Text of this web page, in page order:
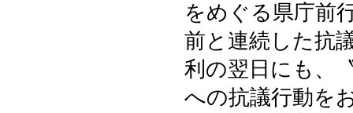
をめぐる県庁前
前と連続した抗
利の翌日にも、
への抗議行動を